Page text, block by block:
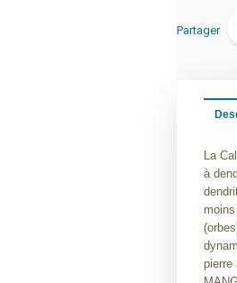
Partager
La
à
pierre